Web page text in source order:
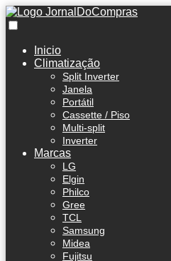
Inicio
Climatização
Split Inverter
Janela
Portátil
Cassette / Piso
Multi-split
Inverter
Marcas
LG
Elgin
Philco
Gree
TCL
Samsung
Midea
Fujitsu